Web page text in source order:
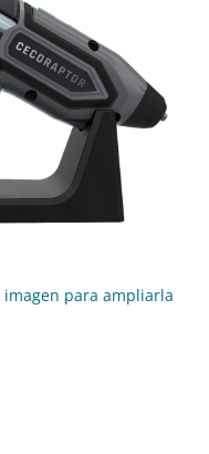
para ampliarla